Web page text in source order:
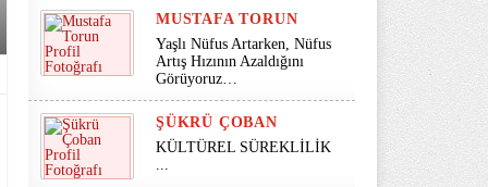
MUSTAFA TORUN
Yaşlı Nüfus Artarken, Nüfus
Artış Hızının Azaldığını
Görüyoruz…
ŞÜKRÜ ÇOBAN
KÜLTÜREL SÜREKLİLİK
...